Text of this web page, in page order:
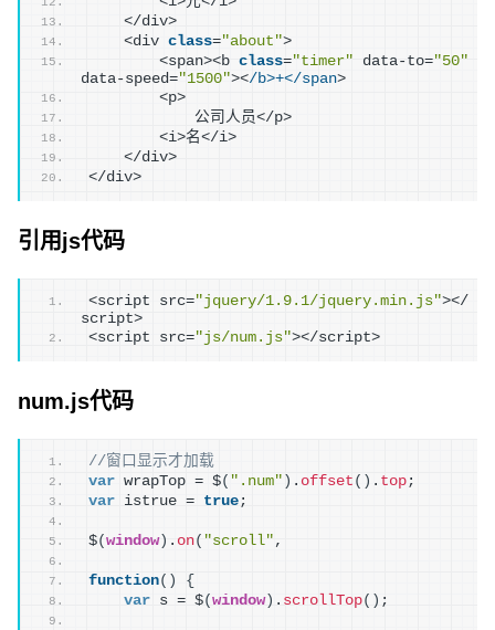
    </div>
    <div
class="about">
        <span><b
class="timer" data-to="50"
data-speed="1500"></b>+</span>
        <p>
            公司人员</p>
        <i>名</i>
    </div>
</div>
引用js代码
<script src="jquery/1.9.1/jquery.min.js"></
script>
<script src="js/num.js"></script>
num.js代码
//窗口显示才加载
var wrapTop = $( ".num" ) . offset ( ) . top ;
var istrue = true ;
$(window) . on( "scroll" ,
function( )
{
var s = $(window) . scrollTop( ) ;